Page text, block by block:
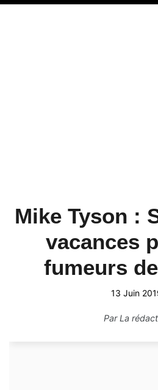
Mike Tyson :
vacances
fumeurs
13 Juin
ParLa